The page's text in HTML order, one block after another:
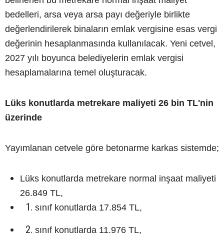
bedelleri, arsa veya arsa payı değeriyle birlikte
değerlendirilerek binaların emlak vergisine esas vergi
değerinin hesaplanmasında kullanılacak. Yeni cetvel,
2027 yılı boyunca belediyelerin emlak vergisi
hesaplamalarına temel oluşturacak.
Lüks konutlarda metrekare maliyeti 26 bin TL'nin
üzerinde
Yayımlanan cetvele göre betonarme karkas sistemde;
Lüks konutlarda metrekare normal inşaat maliyeti
26.849 TL,
sınıf konutlarda 17.854 TL,
sınıf konutlarda 11.976 TL,